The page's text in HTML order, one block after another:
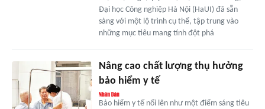
Đại học Công nghiệp Hà Nội (HaUI) đã sẵn
sàng với một lộ trình cụ thể, tập trung vào
những mục tiêu mang tính đột phá
Nâng cao chất lượng thụ hưởng
bảo hiểm y tế
Bảo hiểm y tế nổi lên như một điểm sáng tiêu